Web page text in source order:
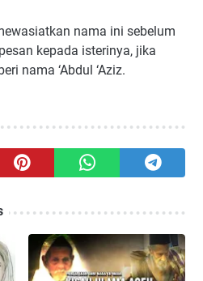
nama ini sebelum
kepada isterinya, jika
nama ‘Abdul ‘Aziz.